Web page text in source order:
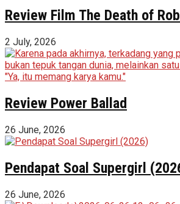
Review Film The Death of
2 July, 2026
Review Power Ballad
26 June, 2026
Pendapat Soal Supergirl
26 June, 2026